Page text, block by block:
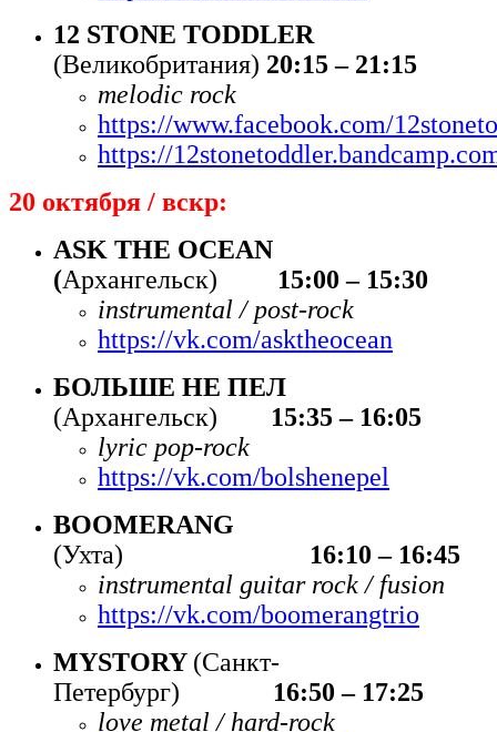
12 STONE TODDLER
(Великобритания) 20:15 – 21:15
melodic rock
https://www.facebook.com/
https://
20 октября / вскр:
ASK THE OCEAN
(Архангельск) 15:00 – 15:30
instrumental / post-rock
https://vk.com/asktheocean
БОЛЬШЕ НЕ ПЕЛ
(Архангельск) 15:35 – 16:05
lyric pop-rock
https://vk.com/bolshenepel
BOOMERANG
(Ухта) 16:10 – 16:45
instrumental guitar rock / fusion
https://vk.com/boomerangtrio
MYSTORY (Санкт-
Петербург) 16:50 – 17:25
love metal / hard-rock